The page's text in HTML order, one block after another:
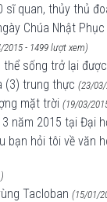
sĩ quan, thủy thủ
Chúa Nhật
2015 - 1499 lượt xem)
thể sống trở lại được
(3) trung thực (23/
mặt trời (19/03/
năm 2015 tại Đại
bạn hỏi tôi về
Tacloban (15/01/